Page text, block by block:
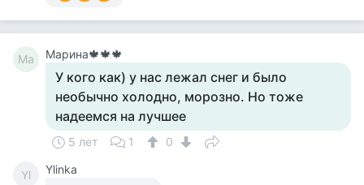
Ма Марина🍁🍁🍁
У кого как) у нас лежал снег и было
необычно холодно, морозно. Но тоже
надеемся на лучшее
5 лет 1 0
Yl Ylinka